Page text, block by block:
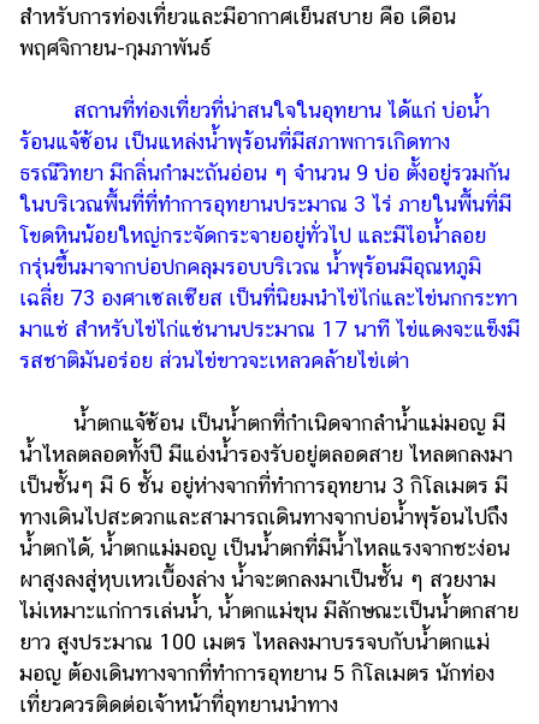
สำหรับการท่องเที่ยวและมีอากาศเย็นสบาย คือ เดือน
พฤศจิกายน-กุมภาพันธ์
สถานที่ท่องเที่ยวที่น่าสนใจในอุทยาน ได้แก่ บ่อน้ำ
ร้อนแจ้ซ้อน เป็นแหล่งน้ำพุร้อนที่มีสภาพการเกิดทาง
ธรณีวิทยา มีกลิ่นกำมะถันอ่อน ๆ จำนวน 9 บ่อ ตั้งอยู่รวมกัน
ในบริเวณพื้นที่ที่ทำการอุทยานประมาณ 3 ไร่ ภายในพื้นที่มี
โขดหินน้อยใหญ่กระจัดกระจายอยู่ทั่วไป และมีไอน้ำลอย
กรุ่นขึ้นมาจากบ่อปกคลุมรอบบริเวณ น้ำพุร้อนมีอุณหภูมิ
เฉลี่ย 73 องศาเซลเซียส เป็นที่นิยมนำไข่ไก่และไข่นกกระทา
มาแช่ สำหรับไข่ไก่แช่นานประมาณ 17 นาที ไข่แดงจะแข็งมี
รสชาติมันอร่อย ส่วนไข่ขาวจะเหลวคล้ายไข่เต่า
น้ำตกแจ้ซ้อน เป็นน้ำตกที่กำเนิดจากลำน้ำแม่มอญ มี
น้ำไหลตลอดทั้งปี มีแอ่งน้ำรองรับอยู่ตลอดสาย ไหลตกลงมา
เป็นชั้นๆ มี 6 ชั้น อยู่ห่างจากที่ทำการอุทยาน 3 กิโลเมตร มี
ทางเดินไปสะดวกและสามารถเดินทางจากบ่อน้ำพุร้อนไปถึง
น้ำตกได้, น้ำตกแม่มอญ เป็นน้ำตกที่มีน้ำไหลแรงจากชะง่อน
ผาสูงลงสู่หุบเหวเบื้องล่าง น้ำจะตกลงมาเป็นชั้น ๆ สวยงาม
ไม่เหมาะแก่การเล่นน้ำ, น้ำตกแม่ขุน มีลักษณะเป็นน้ำตกสาย
ยาว สูงประมาณ 100 เมตร ไหลลงมาบรรจบกับน้ำตกแม่
มอญ ต้องเดินทางจากที่ทำการอุทยาน 5 กิโลเมตร นักท่อง
เที่ยวควรติดต่อเจ้าหน้าที่อุทยานนำทาง